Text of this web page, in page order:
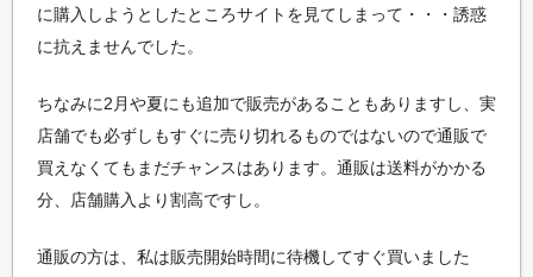
に購入しようとしたところサイトを見てしまって・・・誘惑
に抗えませんでした。
ちなみに2月や夏にも追加で販売があることもありますし、実
店舗でも必ずしもすぐに売り切れるものではないので通販で
買えなくてもまだチャンスはあります。通販は送料がかかる
分、店舗購入より割高ですし。
通販の方は、私は販売開始時間に待機してすぐ買いました